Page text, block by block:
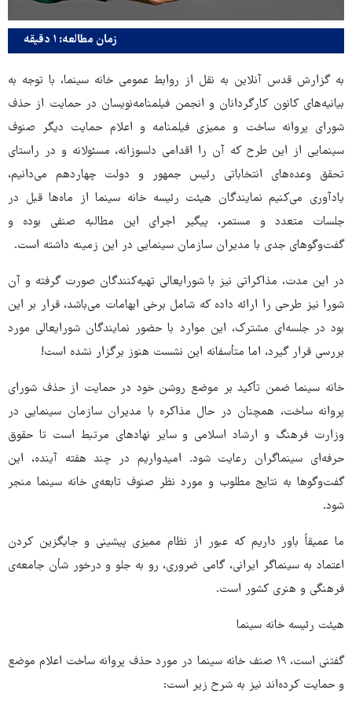
زمان مطالعه: ۱ دقیقه
به گزارش قدس آنلاین به نقل از روابط عمومی خانه سینما، با توجه به
بیانیه‌های کانون کارگردانان و انجمن فیلمنامه‌نویسان در حمایت از حذف
شورای پروانه ساخت و ممیزی فیلمنامه و اعلام حمایت دیگر صنوف
سینمایی از این طرح که آن را اقدامی دلسوزانه، مسئولانه و در راستای
تحقق وعده‌های انتخاباتی رئیس جمهور و دولت چهاردهم می‌دانیم،
یادآوری می‌کنیم نمایندگان هیئت رئیسه خانه سینما از ماه‌ها قبل در
جلسات متعدد و مستمر، پیگیر اجرای این مطالبه صنفی بوده و
گفت‌وگوهای جدی با مدیران سازمان سینمایی در این زمینه داشته است.
در این مدت، مذاکراتی نیز با شورایعالی تهیه‌کنندگان صورت گرفته و آن
شورا نیز طرحی را ارائه داده که شامل برخی ابهامات می‌باشد، قرار بر این
بود در جلسه‌ای مشترک، این موارد با حضور نمایندگان شورایعالی مورد
بررسی قرار گیرد، اما متأسفانه این نشست هنوز برگزار نشده است!
خانه سینما ضمن تأکید بر موضع روشن خود در حمایت از حذف شورای
پروانه ساخت، همچنان در حال مذاکره با مدیران سازمان سینمایی در
وزارت فرهنگ و ارشاد اسلامی و سایر نهادهای مرتبط است تا حقوق
حرفه‌ای سینماگران رعایت شود. امیدواریم در چند هفته آینده، این
گفت‌وگوها به نتایج مطلوب و مورد نظر صنوف تابعه‌ی خانه سینما منجر
شود.
ما عمیقاً باور داریم که عبور از نظام ممیزی پیشینی و جایگزین کردن
اعتماد به سینماگر ایرانی، گامی ضروری، رو به جلو و درخور شأن جامعه‌ی
فرهنگی و هنری کشور است.
هیئت رئیسه خانه سینما
گفتنی است، ۱۹ صنف خانه سینما در مورد حذف پروانه ساخت اعلام موضع
و حمایت کرده‌اند نیز به شرح زیر است: